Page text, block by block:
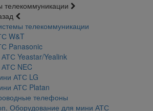
телекоммуникации
телекоммуникации
W&T
Panasonic
АТС Yeastar/Yealink
АТС NEC
АТС LG
АТС Platan
телефоны
Оборудование для мини АТС